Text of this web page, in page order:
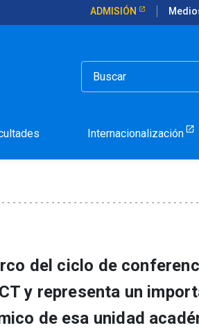
ADMISIÓN
Internacionalización
clase
Temuco
del ciclo de
y representa un
de esa unidad